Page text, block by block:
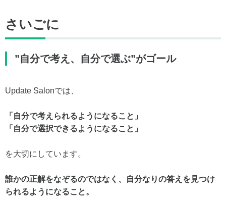
さいごに
”自分で考え、自分で選ぶ”がゴール
Update Salonでは、
「自分で考えられるようになること」
「自分で選択できるようになること」
を大切にしています。
誰かの正解をなぞるのではなく、自分なりの答えを見つけ
られるようになること。